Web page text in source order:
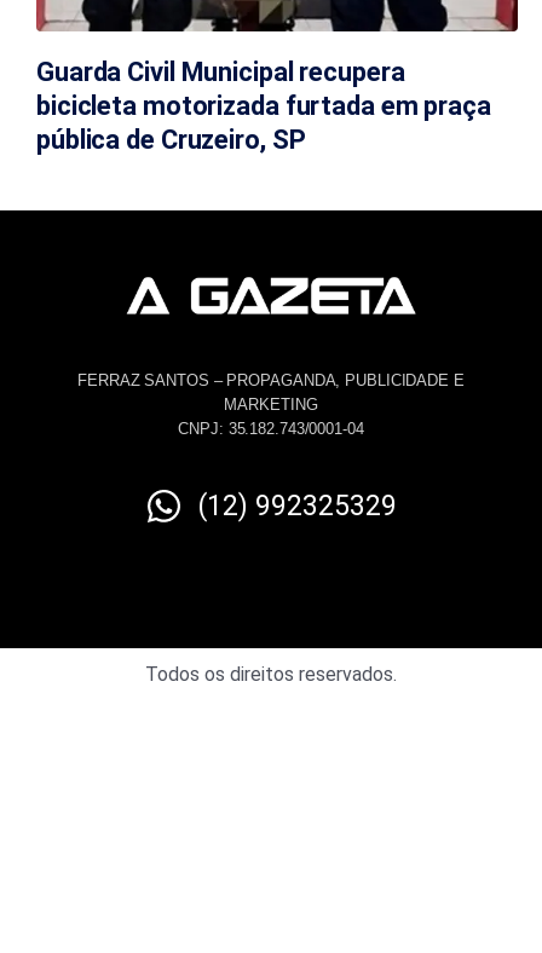
Guarda Civil Municipal recupera
bicicleta motorizada furtada em praça
pública de Cruzeiro, SP
FERRAZ SANTOS – PROPAGANDA, PUBLICIDADE E
MARKETING
CNPJ: 35.182.743/0001-04
(12) 992325329
Todos os direitos reservados.